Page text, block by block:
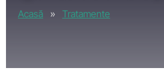
Acasă » Tratamente